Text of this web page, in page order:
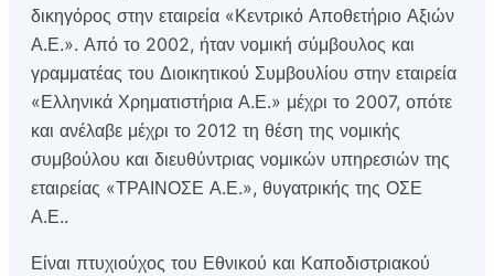
δικηγόρος στην εταιρεία «Κεντρικό Αποθετήριο Αξιών
Α.Ε.». Από το 2002, ήταν νομική σύμβουλος και
γραμματέας του Διοικητικού Συμβουλίου στην εταιρεία
«Ελληνικά Χρηματιστήρια Α.Ε.» μέχρι το 2007, οπότε
και ανέλαβε μέχρι το 2012 τη θέση της νομικής
συμβούλου και διευθύντριας νομικών υπηρεσιών της
εταιρείας «ΤΡΑΙΝΟΣΕ Α.Ε.», θυγατρικής της ΟΣΕ
Α.Ε..
Είναι πτυχιούχος του Εθνικού και Καποδιστριακού